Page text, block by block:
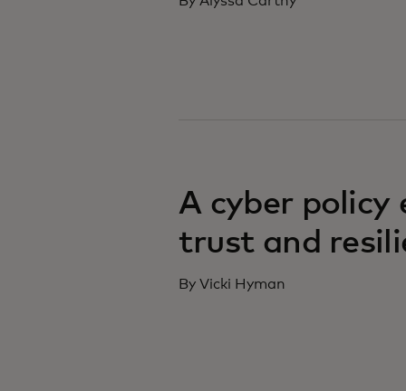
A cyber policy
trust and
By Vicki Hyman